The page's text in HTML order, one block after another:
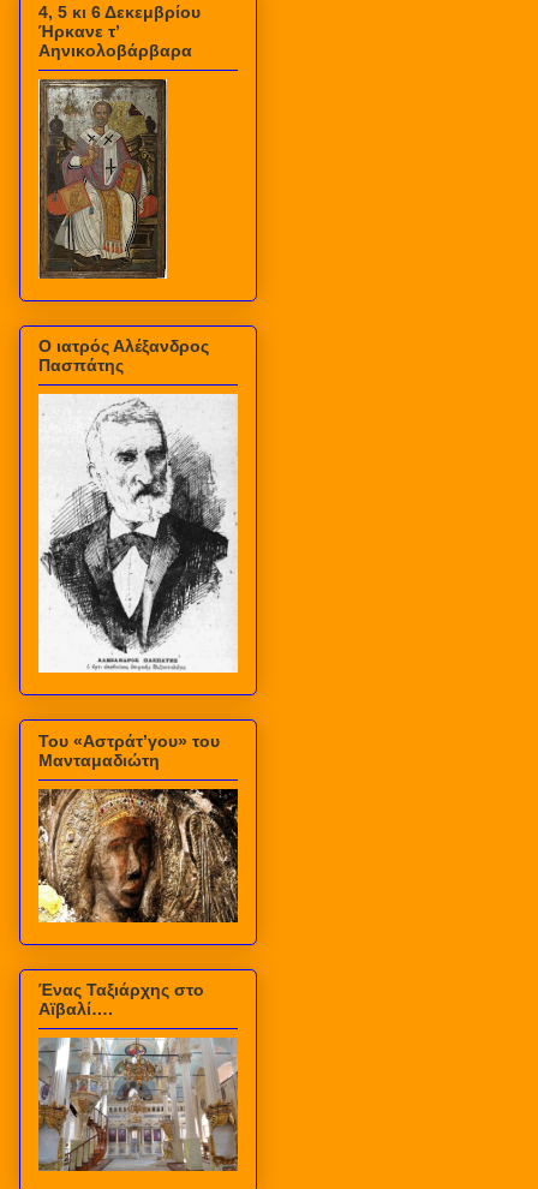
4, 5 κι 6 Δεκεμβρίου
Ήρκανε τ’
Αηνικολοβάρβαρα
Ο ιατρός Αλέξανδρος
Πασπάτης
Του «Αστράτ’γου» του
Μανταμαδιώτη
Ένας Ταξιάρχης στο
Αϊβαλί….